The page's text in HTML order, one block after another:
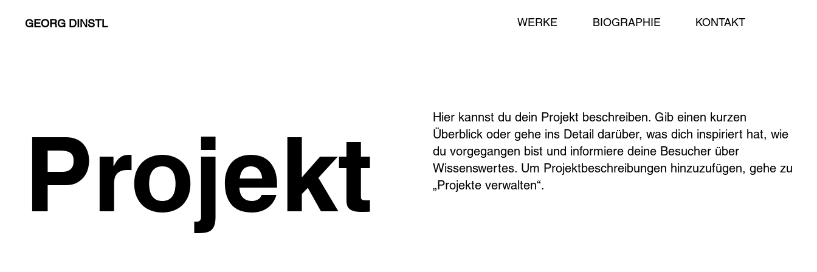
GEORG DINSTL WERKE BIOGRAPHIE KONTAKT
Projekt
Hier kannst du dein Projekt beschreiben. Gib einen kurzen
Überblick oder gehe ins Detail darüber, was dich inspiriert hat, wie
du vorgegangen bist und informiere deine Besucher über
Wissenswertes. Um Projektbeschreibungen hinzuzufügen, gehe zu
„Projekte verwalten“.